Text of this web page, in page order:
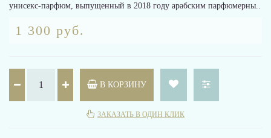
унисекс-парфюм, выпущенный в 2018 году арабским парфюмерны..
1 300 руб.
В КОРЗИНУ
ЗАКАЗАТЬ В ОДИН КЛИК